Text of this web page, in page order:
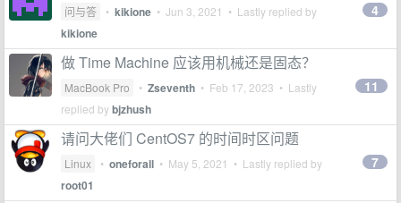
问与答 • kikione • Jun 3, 2021 • Lastly replied by
kikione
4
做 Time Machine 应该用机械还是固态？
MacBook Pro • Zseventh • Feb 17, 2023 • Lastly
replied bybjzhush
11
请问大佬们 CentOS7 的时间时区问题
Linux • oneforall • May 5, 2021 • Lastly replied by
root01
7